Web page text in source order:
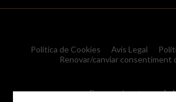
Política de Cookies Avís Legal
Renovar/canviar consentiment
Desenvolupat permirai